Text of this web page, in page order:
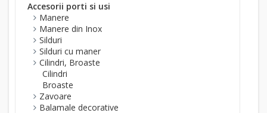
Accesorii porti si usi
Manere
Manere din Inox
Silduri
Silduri cu maner
Cilindri, Broaste
Cilindri
Broaste
Zavoare
Balamale decorative